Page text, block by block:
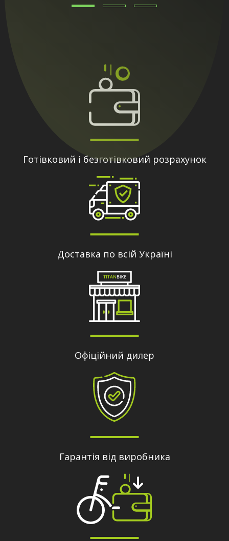
Готівковий і безготівковий розрахунок
Доставка по всій Україні
Офіційний дилер
Гарантія від виробника